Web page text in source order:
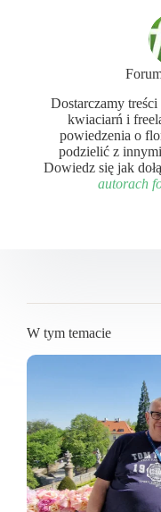
Dostarczamy
kwiaciarń i
powiedzenia o
podzielić z
Dowiedz się jak
autorach
W tym temacie